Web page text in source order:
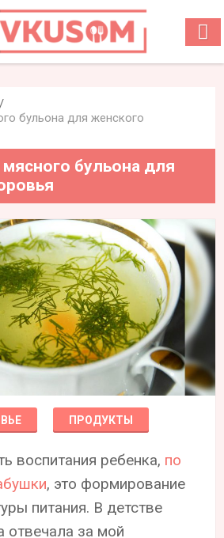
бульона для женского
бульона для
ПРОДУКТЫ
воспитания ребенка, по
, это формирование
питания. В детстве
отвечала за мой